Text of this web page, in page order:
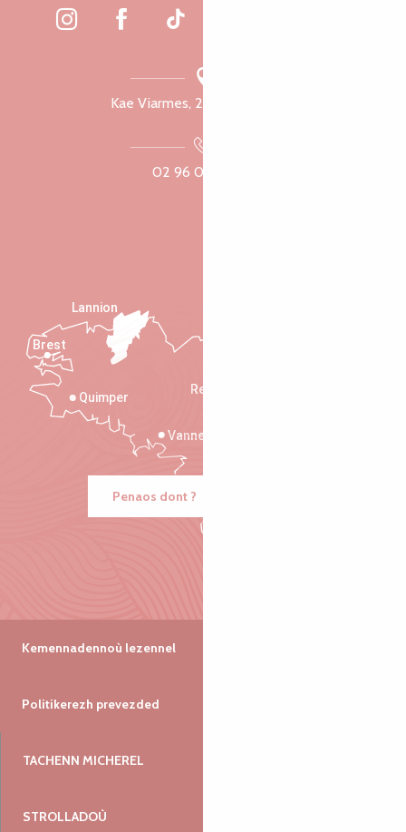
Kae Viarmes, 22300 Lannuon
02 96 05 60 70
Rennes
Vannes
Quimper
Lannion
Brest
Penaos dont ?
Kemennadennoù lezennel
Politikerezh prevezded
TACHENN MICHEREL
STROLLADOÙ